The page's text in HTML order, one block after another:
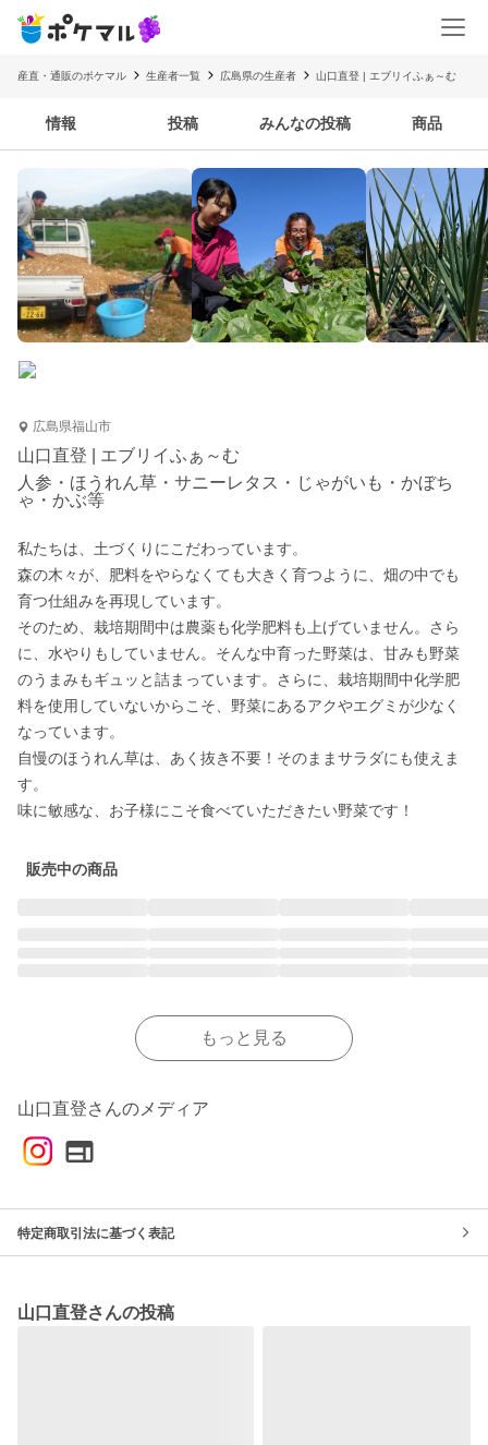
産直・通販のポケマル 生産者一覧 広島県の生産者 山口直登 | エブリイふぁ～む
情報 投稿 みんなの投稿 商品
広島県福山市
山口直登 | エブリイふぁ～む
人参・ほうれん草・サニーレタス・じゃがいも・かぼち
ゃ・かぶ等
私たちは、土づくりにこだわっています。
森の木々が、肥料をやらなくても大きく育つように、畑の中でも
育つ仕組みを再現しています。
そのため、栽培期間中は農薬も化学肥料も上げていません。さら
に、水やりもしていません。そんな中育った野菜は、甘みも野菜
のうまみもギュッと詰まっています。さらに、栽培期間中化学肥
料を使用していないからこそ、野菜にあるアクやエグミが少なく
なっています。
自慢のほうれん草は、あく抜き不要！そのままサラダにも使えま
す。
味に敏感な、お子様にこそ食べていただきたい野菜です！
販売中の商品
もっと見る
山口直登さんのメディア
特定商取引法に基づく表記
山口直登さんの投稿